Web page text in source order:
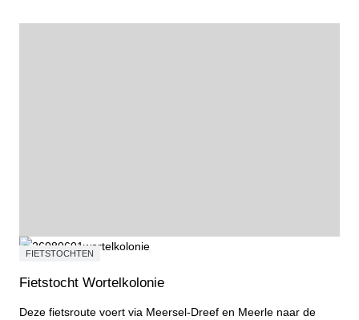
FIETSTOCHTEN
Fietstocht Wortelkolonie
Deze fietsroute voert via Meersel-Dreef en Meerle naar de